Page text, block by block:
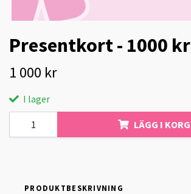
Presentkort - 1000 kr
1 000 kr
I lager
LÄGG I
PRODUKTBESKRIVNING